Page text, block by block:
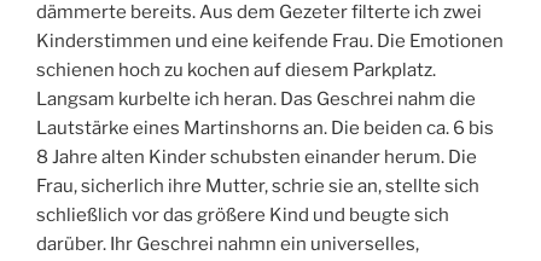
dämmerte bereits. Aus dem Gezeter filterte ich zwei
Kinderstimmen und eine keifende Frau. Die Emotionen
schienen hoch zu kochen auf diesem Parkplatz.
Langsam kurbelte ich heran. Das Geschrei nahm die
Lautstärke eines Martinshorns an. Die beiden ca. 6 bis
8 Jahre alten Kinder schubsten einander herum. Die
Frau, sicherlich ihre Mutter, schrie sie an, stellte sich
schließlich vor das größere Kind und beugte sich
darüber. Ihr Geschrei nahmn ein universelles,